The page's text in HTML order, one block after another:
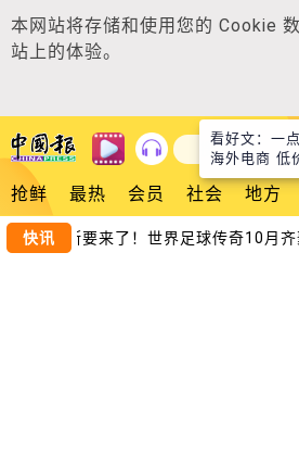
本网站将存储和使用您的 Cookie
站上的体验。
抢鲜 最热 会员 社会 地方
快讯
温、基斯要来了！世界足球传奇10月齐
看好文：一
海外电商 低